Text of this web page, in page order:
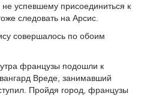
успевшему присоединиться к
следовать на Арсис.
совершалось по обоим
французы подошли к
Вреде, занимавший
Пройдя город, французы